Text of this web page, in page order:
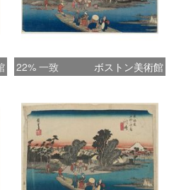
22% 一致 ボストン美術館